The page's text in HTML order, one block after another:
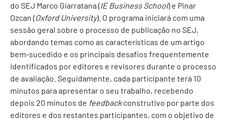
do SEJ Marco Giarratana (IE Business School) e Pinar
Ozcan (Oxford University). O programa iniciará com uma
sessão geral sobre o processo de publicação no SEJ,
abordando temas como as características de um artigo
bem-sucedido e os principais desafios frequentemente
identificados por editores e revisores durante o processo
de avaliação. Seguidamente, cada participante terá 10
minutos para apresentar o seu trabalho, recebendo
depois 20 minutos de feedbackconstrutivo por parte dos
editores e dos restantes participantes, com o objetivo de